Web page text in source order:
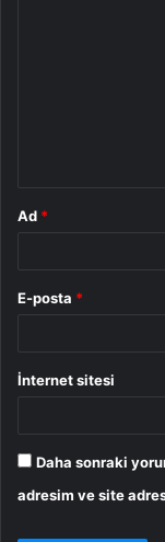
Ad *
E-posta *
İnternet sitesi
Daha sonraki
adresim ve site